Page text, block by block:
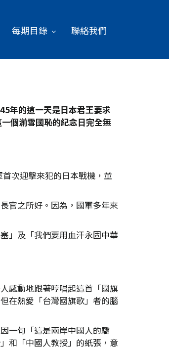
每期目錄 聯絡我們
年的這一天是日本君王要求
個湔雪國恥的紀念日完全無
次迎擊來犯的日本戰機，並
官之所好。因為，國軍多年來
」及「我們要用血汗永固中華
感動地跟著哼唱起這首「國旗
在熱愛「台灣國旗歌」者的腦
一句「這是兩岸中國人的驕
和「中國人教授」的紙張，意